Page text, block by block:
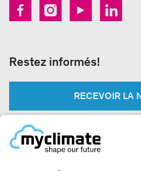
Restez informés!
RECEVOIR LA